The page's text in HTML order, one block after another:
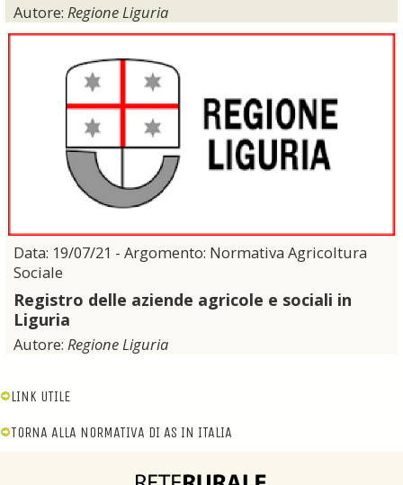
Autore: Regione Liguria
Data: 19/07/21 - Argomento: Normativa Agricoltura
Sociale
Registro delle aziende agricole e sociali in
Liguria
Autore: Regione Liguria
LINK UTILE
TORNA ALLA NORMATIVA DI AS IN ITALIA